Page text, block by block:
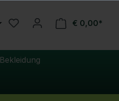
€ 0,00*
Bekleidung